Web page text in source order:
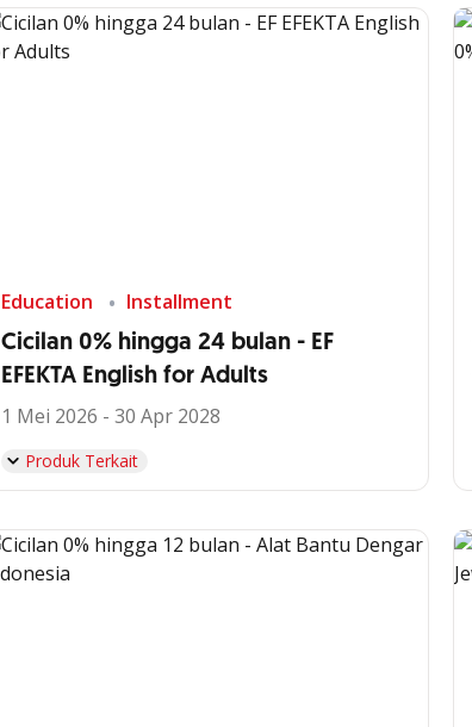
Education Installment
Cicilan 0% hingga 24 bulan - EF
EFEKTA English for Adults
1 Mei 2026 - 30 Apr 2028
Produk Terkait